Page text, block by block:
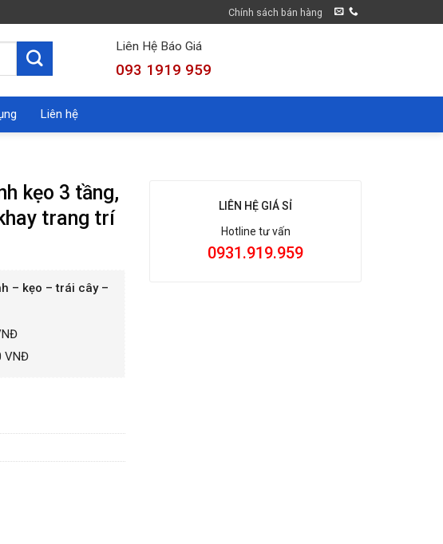
Chính sách bán hàng
Liên Hệ Báo Giá
093 1919 959
Liên hệ
kẹo 3 tầng,
trang trí
– kẹo – trái cây –
VNĐ
hoa sen, pha lê, khay trang trí số lượng
LIÊN HỆ GIÁ SỈ
Hotline tư vấn
0931.919.959